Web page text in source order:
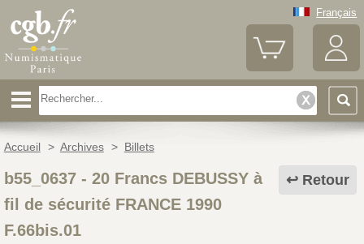
Français
Accueil > Archives > Billets
Retour
b55_0637- 20 Francs DEBUSSY à
fil de sécurité FRANCE 1990
F.66bis.01